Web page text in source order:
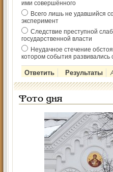
ими совершённого
Всего лишь не удавшийся
эксперимент
Следствие преступной
государственной власти
Неудачное стечение
котором события развивались
Фото дня